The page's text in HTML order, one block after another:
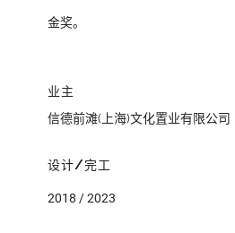
金奖。
业主
信德前滩(上海)文化置业有限公司
设计/完工
2018 / 2023